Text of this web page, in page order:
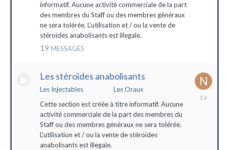
informatif. Aucune activité commerciale de la part
des membres du Staff ou des membres généraux
ne sera tolérée. L'utilisation et / ou la vente de
stéroïdes anabolisants est illegale.
19 MESSAGES
Les stéroïdes anabolisants
Les Injectables
Les Oraux
Cette section est créée à titre informatif. Aucune
activité commerciale de la part des membres du
Staff ou des membres généraux ne sera tolérée.
L'utilisation et / ou la vente de stéroïdes
anabolisants est illegale.